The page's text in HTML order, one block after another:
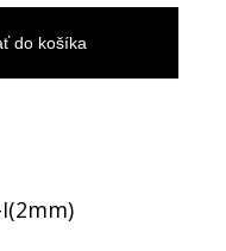
do košíka
I(2mm)